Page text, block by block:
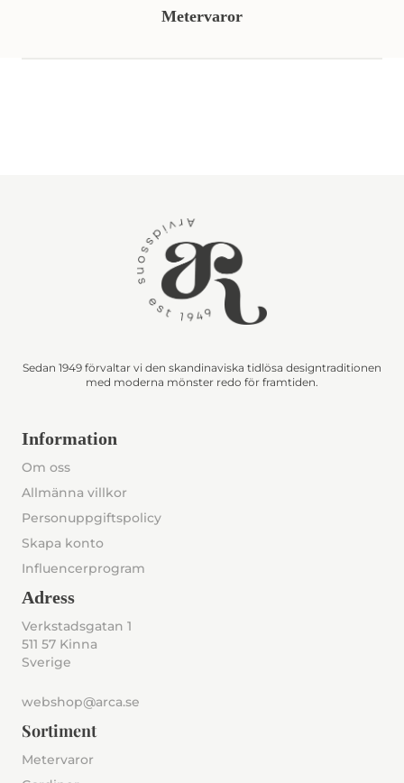
Metervaror
Sedan 1949 förvaltar vi den skandinaviska tidlösa designtraditionen
med moderna mönster redo för framtiden.
Information
Om oss
Allmänna villkor
Personuppgiftspolicy
Skapa konto
Influencerprogram
Adress
Verkstadsgatan 1
511 57 Kinna
Sverige
webshop@arca.se
Sortiment
Metervaror